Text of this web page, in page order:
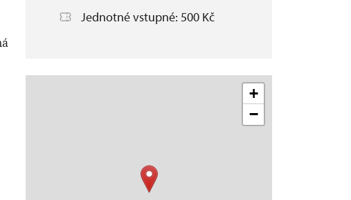
Jednotné vstupné: 500 Kč
+
−